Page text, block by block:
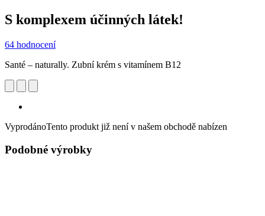
S komplexem účinných látek!
64 hodnocení
Santé – naturally. Zubní krém s vitamínem B12
VyprodánoTento produkt již není v našem obchodě nabízen
Podobné výrobky